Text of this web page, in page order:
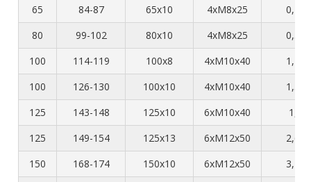
65
84-87 65x10 4xM8x25
0,45
80
99-102 80x10 4xM8x25
0,51
100
114-119 100x8 4xM10x40
1,19
100
126-130 100x10 4xM10x40
1,35
125
143-148 125x10 6xM10x40
1,4
125
149-154 125x13 6xM12x50
2,65
150
168-174 150x10 6xM12x50
3,75